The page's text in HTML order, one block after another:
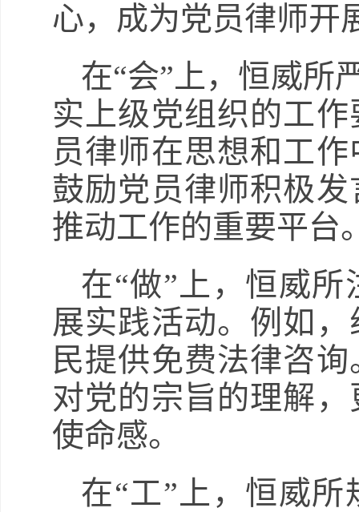
心，成为党员律师开
在“会”上，恒威所
实上级党组织的工
员律师在思想和工
鼓励党员律师积极
推动工作的重要平台
在“做”上，恒威
展实践活动。例如
民提供免费法律咨
对党的宗旨的理解
使命感。
在“工”上，恒威